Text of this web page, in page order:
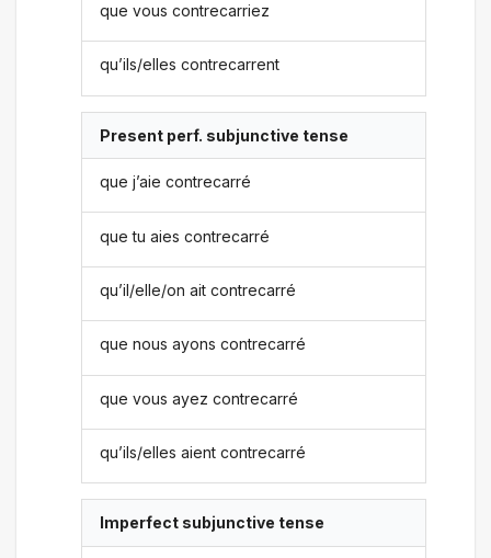
que vous contrecarriez
qu’ils/elles contrecarrent
Present perf. subjunctive tense
que j’aie contrecarré
que tu aies contrecarré
qu’il/elle/on ait contrecarré
que nous ayons contrecarré
que vous ayez contrecarré
qu’ils/elles aient contrecarré
Imperfect subjunctive tense